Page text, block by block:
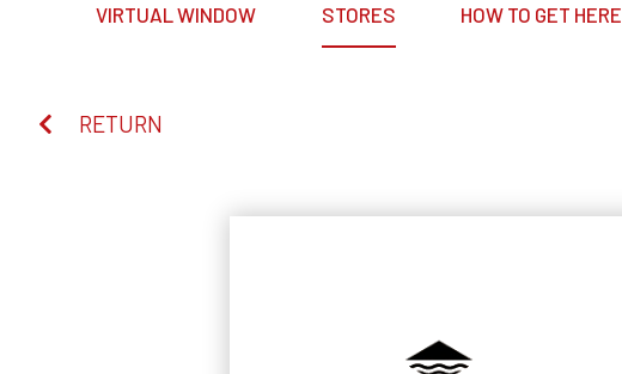
VIRTUAL WINDOW STORES HOW TO GET HERE
RETURN